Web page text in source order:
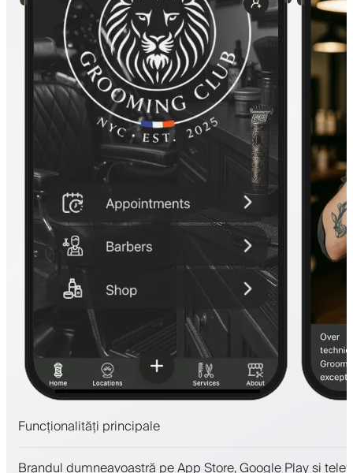
Funcționalități principale
Brandul dumneavoastră pe App Store, Google Play și